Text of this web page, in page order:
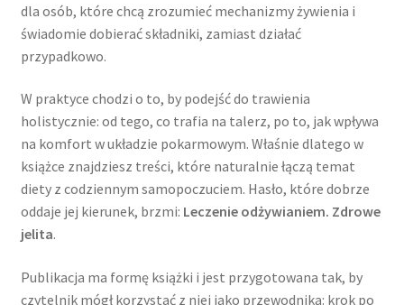
dla osób, które chcą zrozumieć mechanizmy żywienia i
świadomie dobierać składniki, zamiast działać
przypadkowo.
W praktyce chodzi o to, by podejść do trawienia
holistycznie: od tego, co trafia na talerz, po to, jak wpływa
na komfort w układzie pokarmowym. Właśnie dlatego w
książce znajdziesz treści, które naturalnie łączą temat
diety z codziennym samopoczuciem. Hasło, które dobrze
oddaje jej kierunek, brzmi: Leczenie odżywianiem. Zdrowe
jelita.
Publikacja ma formę książki i jest przygotowana tak, by
czytelnik mógł korzystać z niej jako przewodnika: krok po